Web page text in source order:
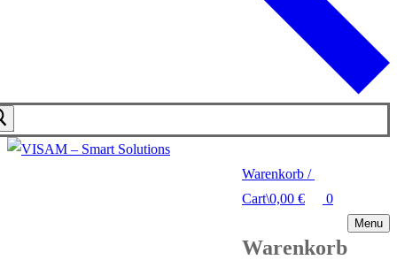
Warenkorb /
Cart\0,00 € 0
Warenkorb
Menu